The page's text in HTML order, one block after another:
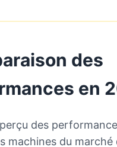
des
en
des
machines du marché